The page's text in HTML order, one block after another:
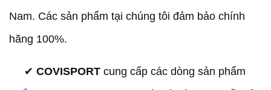
Nam. Các sản phẩm tại chúng tôi đảm bảo chính
hãng 100%.
✔︎ COVISPORT cung cấp các dòng sản phẩm